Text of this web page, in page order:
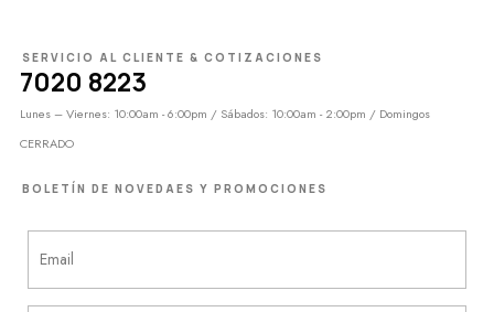
SERVICIO AL CLIENTE & COTIZACIONES
7020 8223
Lunes – Viernes: 10:00am - 6:00pm / Sábados: 10:00am - 2:00pm / Domingos
CERRADO
BOLETÍN DE NOVEDAES Y PROMOCIONES